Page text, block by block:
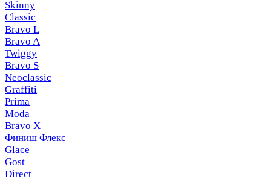
Skinny
Classic
Bravo L
Bravo A
Twiggy
Bravo S
Neoclassic
Graffiti
Prima
Moda
Bravo X
Финиш Флекс
Glace
Gost
Direct